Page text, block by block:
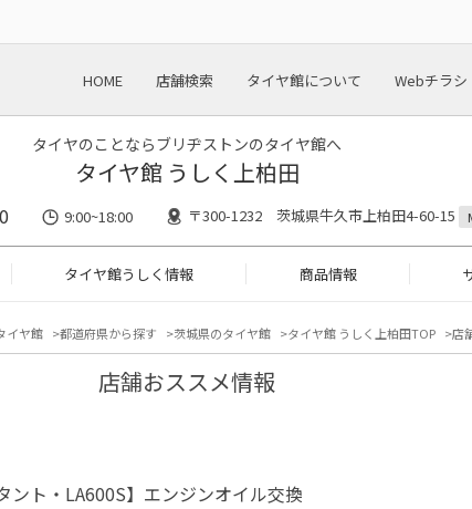
HOME 店舗検索 タイヤ館について Webチラシ
タイヤのことならブリヂストンのタイヤ館へ
タイヤ館 うしく上柏田
9:00~18:00 〒300-1232 茨城県牛久市上柏田4-60-15
タイヤ館うしく情報 商品情報
イヤ館 都道府県から探す 茨城県のタイヤ館 タイヤ館 うしく上柏田TOP 店
店舗おススメ情報
ント・LA600S】エンジンオイル交換